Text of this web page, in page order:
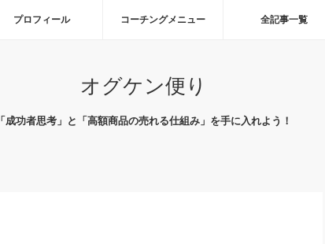
プロフィール コーチングメニュー 全記事一覧
オグケン便り
「成功者思考」と「高額商品の売れる仕組み」を手に入れよう！